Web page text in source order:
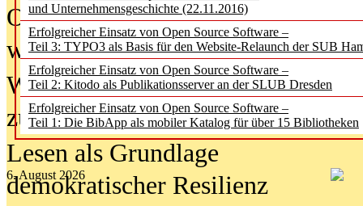
und Unternehmensgeschichte (22.11.2016)
Erfolgreicher Einsatz von Open Source Software –
Teil 3: TYPO3 als Basis für den Website-Relaunch der SUB
Erfolgreicher Einsatz von Open Source Software –
Teil 2: Kitodo als Publikationsserver an der SLUB Dresden
Erfolgreicher Einsatz von Open Source Software –
Teil 1: Die BibApp als mobiler Katalog für über 15 Bibliotheken
6. August 2026
Offene Infrastrukturen für
wissenschaftliche
Warum die Debatte über KI-Texte
zu kurz greift
Lesen als Grundlage
demokratischer Resilienz